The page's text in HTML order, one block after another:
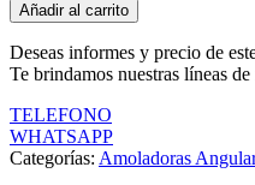
Añadir al carrito
Deseas informes y precio de
Te brindamos nuestras líneas
TELEFONO
WHATSAPP
Categorías: Amoladoras